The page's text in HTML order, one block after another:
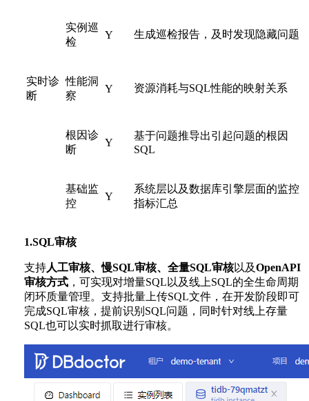
实例巡
检
Y 生成巡检报告，及时发现隐藏问题
实时诊
断
性能洞
察
Y 资源消耗与SQL性能的映射关系
根因诊
断
Y
基于问题推导出引起问题的根因
SQL
基础监
控
Y
系统层以及数据库引擎层面的监控
指标汇总
1.SQL审核
支持人工审核、慢SQL审核、全量SQL审核以及OpenAPI
审核方式 ，可实现对增量SQL以及线上SQL的全生命周期
闭环质量管理。支持批量上传SQL文件，在开发阶段即可
完成SQL审核，提前识别SQL问题，同时针对线上存量
SQL也可以实时抓取进行审核。